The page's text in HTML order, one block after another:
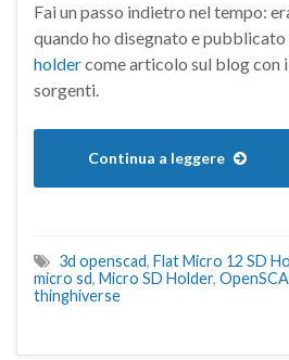
Fai un passo indietro nel tempo:
quando ho disegnato e pubblicato
holdercome articolo sul blog con
sorgenti.
Continua a leggere
3d openscad, Flat Micro 12 SD
micro sd, Micro SD Holder,
thinghiverse